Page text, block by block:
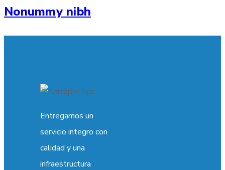
Nonummy nibh
Entregamos un
servicio integro con
calidad y una
infraestructura